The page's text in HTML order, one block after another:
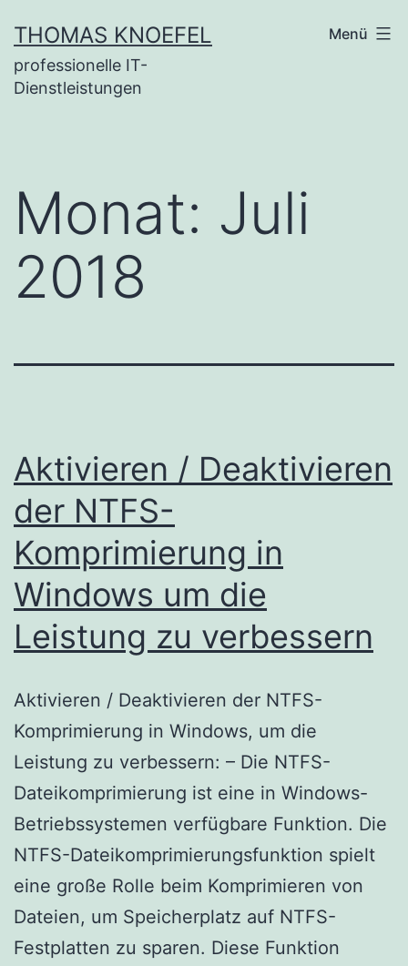
Inhalt
springen
THOMAS KNOEFEL
professionelle IT-
Dienstleistungen
Menü
Monat: Juli
2018
Aktivieren / Deaktivieren
der NTFS-
Komprimierung in
Windows um die
Leistung zu verbessern
Aktivieren / Deaktivieren der NTFS-
Komprimierung in Windows, um die
Leistung zu verbessern: – Die NTFS-
Dateikomprimierung ist eine in Windows-
Betriebssystemen verfügbare Funktion. Die
NTFS-Dateikomprimierungsfunktion spielt
eine große Rolle beim Komprimieren von
Dateien, um Speicherplatz auf NTFS-
Festplatten zu sparen. Diese Funktion